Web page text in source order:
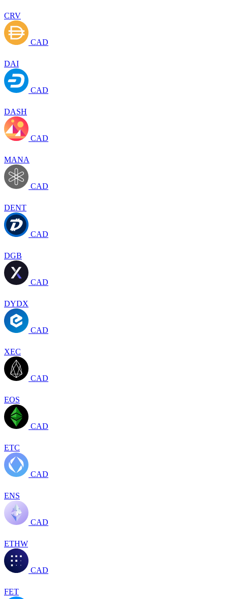
CRV
CAD
DAI
CAD
DASH
CAD
MANA
CAD
DENT
CAD
DGB
CAD
DYDX
CAD
XEC
CAD
EOS
CAD
ETC
CAD
ENS
CAD
ETHW
CAD
FET